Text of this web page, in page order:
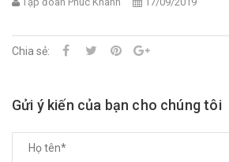
Chia sẻ:
Gửi ý kiến của bạn cho chúng tôi